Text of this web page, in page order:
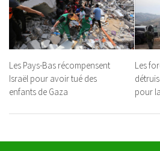
Les Pays-Bas récompensent
Israël pour avoir tué des
enfants de Gaza
Les
pour